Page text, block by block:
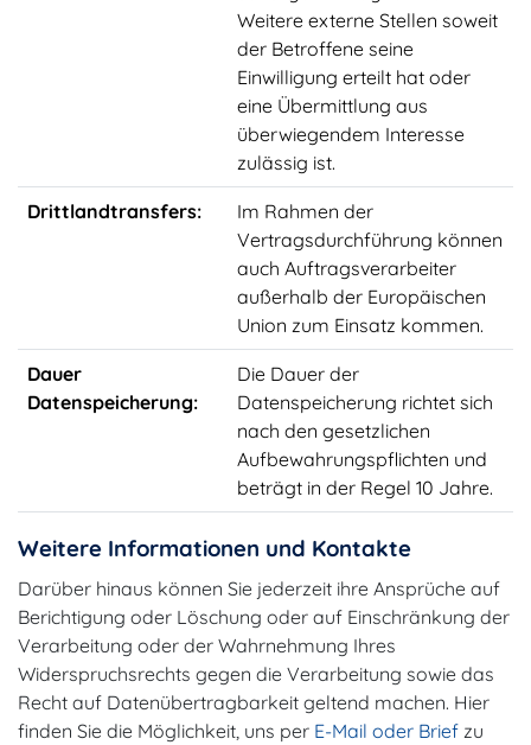
Weitere externe Stellen soweit
der Betroffene seine
Einwilligung erteilt hat oder
eine Übermittlung aus
überwiegendem Interesse
zulässig ist.
Drittlandtransfers:
Im Rahmen der
Vertragsdurchführung können
auch Auftragsverarbeiter
außerhalb der Europäischen
Union zum Einsatz kommen.
Dauer
Datenspeicherung:
Die Dauer der
Datenspeicherung richtet sich
nach den gesetzlichen
Aufbewahrungspflichten und
beträgt in der Regel 10 Jahre.
Weitere Informationen und Kontakte
Darüber hinaus können Sie jederzeit ihre Ansprüche auf
Berichtigung oder Löschung oder auf Einschränkung der
Verarbeitung oder der Wahrnehmung Ihres
Widerspruchsrechts gegen die Verarbeitung sowie das
Recht auf Datenübertragbarkeit geltend machen. Hier
finden Sie die Möglichkeit, uns per E-Mail oder Brief zu